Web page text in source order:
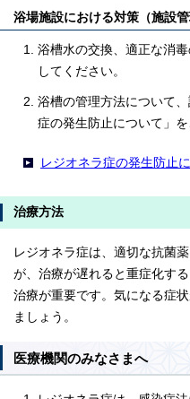
浴場施設における対策（施設管
浴槽水の交換、適正な消
してください。
浴槽の管理方法について
症の発生防止について」を
レジオネラ症の発生防止
治療方法
レジオネラ症は、適切な抗菌
が、治療が遅れると重症化す
治療が重要です。気になる症
ましょう。
医療機関のみなさまへ